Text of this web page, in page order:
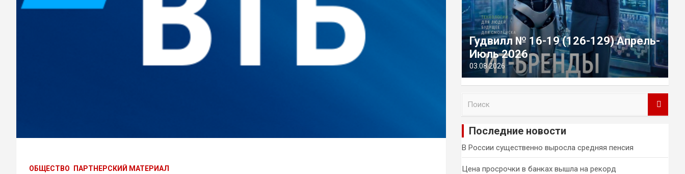
ОБЩЕСТВО ПАРТНЕРСКИЙ МАТЕРИАЛ
Гудвилл № 16-19 (126-129) Апрель-
Июль 2026
03.08.2026
и
Последние новости
В России существенно выросла средняя пенсия
Цена просрочки в банках вышла на рекорд